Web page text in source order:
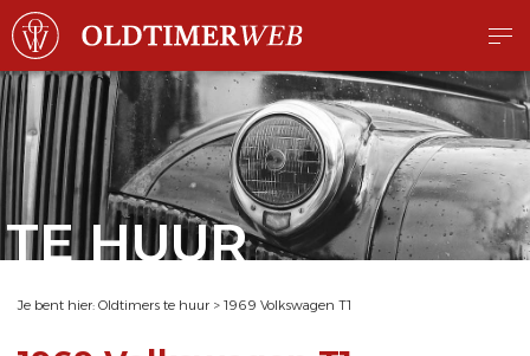
TE HUUR
Je bent hier: Oldtimers te huur > 1969 Volkswagen T1